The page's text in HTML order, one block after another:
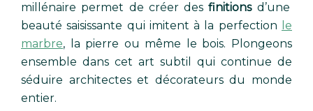
millénaire permet de créer desfinitionsd’une
beauté saisissante qui imitent à la perfection
le
marbre, la pierre ou même le bois. Plongeons
ensemble dans cet art subtil qui continue de
séduire architectes et décorateurs du monde
entier.